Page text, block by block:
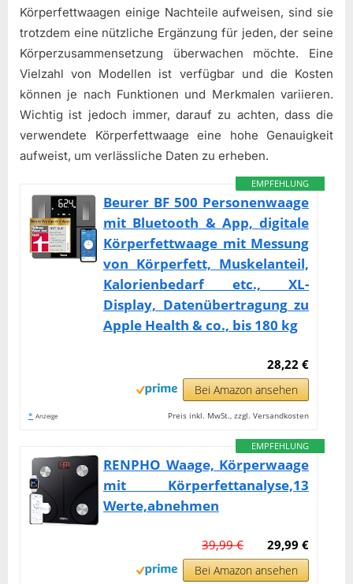
Körperfettwaagen einige Nachteile aufweisen, sind sie
trotzdem eine nützliche Ergänzung für jeden, der seine
Körperzusammensetzung überwachen möchte. Eine
Vielzahl von Modellen ist verfügbar und die Kosten
können je nach Funktionen und Merkmalen variieren.
Wichtig ist jedoch immer, darauf zu achten, dass die
verwendete Körperfettwaage eine hohe Genauigkeit
aufweist, um verlässliche Daten zu erheben.
EMPFEHLUNG
Beurer BF 500 Personenwaage
mit Bluetooth & App, digitale
Körperfettwaage mit Messung
von Körperfett, Muskelanteil,
Kalorienbedarf etc., XL-
Display, Datenübertragung zu
Apple Health & co., bis 180 kg
28,22 €
Bei Amazon ansehen
* Anzeige Preis inkl. MwSt., zzgl. Versandkosten
EMPFEHLUNG
RENPHO Waage, Körperwaage
mit Körperfettanalyse,13
Werte,abnehmen
29,99 €
39,99 €
Bei Amazon ansehen